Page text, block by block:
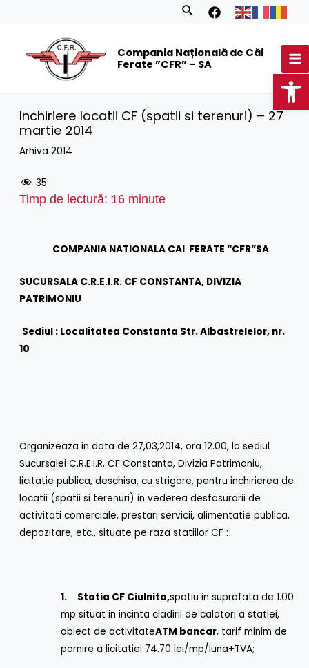
Search
Compania Națională de Căi
Ferate ”CFR” – SA
Inchiriere locatii CF (spatii si terenuri) – 27
martie 2014
Arhiva 2014
35
Timp de lectură: 16 minute
COMPANIA NATIONALA CAI FERATE “CFR”SA
SUCURSALA C.R.E.I.R. CF CONSTANTA, DIVIZIA
PATRIMONIU
Sediul : Localitatea Constanta Str. Albastrelelor, nr.
10
Organizeaza in data de 27,03,2014, ora 12.00, la sediul
Sucursalei C.R.E.I.R. CF Constanta, Divizia Patrimoniu,
licitatie publica, deschisa, cu strigare, pentru inchirierea de
locatii (spatii si terenuri) in vederea desfasurarii de
activitati comerciale, prestari servicii, alimentatie publica,
depozitare, etc., situate pe raza statiilor CF :
1. Statia CF Ciulnita,spatiu in suprafata de 1.00
mp situat in incinta cladirii de calatori a statiei,
obiect de activitateATM bancar, tarif minim de
pornire a licitatiei 74.70 lei/mp/luna+TVA;